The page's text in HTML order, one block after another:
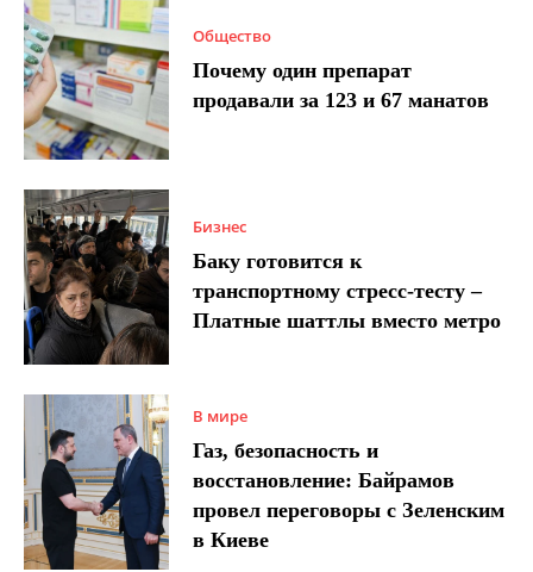
Общество
Почему один препарат
продавали за 123 и 67 манатов
Бизнес
Баку готовится к
транспортному стресс-тесту –
Платные шаттлы вместо метро
В мире
Газ, безопасность и
восстановление: Байрамов
провел переговоры с Зеленским
в Киеве